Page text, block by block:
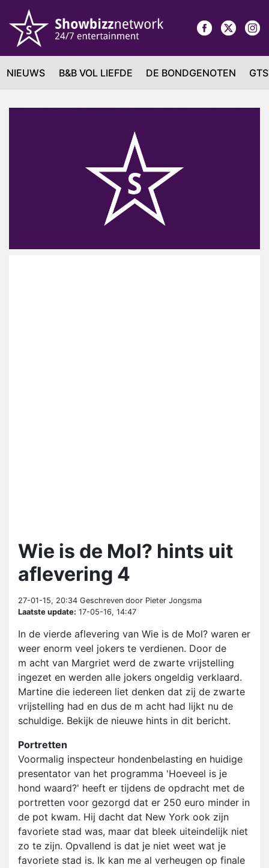
NIEUWS B&B VOL LIEFDE DE BONDGENOTEN
Wie is de Mol? hints uit
aflevering 4
27-01-15, 20:34 Geschreven door Pieter Jongsma
Laatste update: 17-05-16, 14:47
In de vierde aflevering van Wie is de Mol? waren er
weer enorm veel jokers te verdienen. Door de
m acht van Margriet werd de zwarte vrijstelling
ingezet en werden alle jokers ongeldig verklaard.
Martine die iedereen liet denken dat zij de zwarte
vrijstelling had en dus de m acht had lijkt nu de
schuldige. Bekijk de nieuwe hints in dit bericht.
Portretten
Voormalig inspecteur hondenbelasting en huidige
presentator van het programma 'Hoeveel is je
hond waard?' heeft er tijdens de opdracht met de
portretten voor gezorgd dat er 250 euro minder in
de pot kwam. Hij dacht dat New York ook zijn
favoriete stad was, maar dat bleek uiteindelijk niet
zo te zijn. Opvallend is dat je niet weet wat je
favoriete stad is. Ik kan me al verheugen op finale